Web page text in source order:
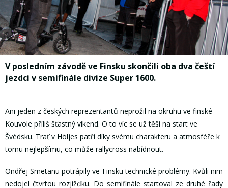
V posledním závodě ve Finsku skončili oba dva čeští
jezdci v semifinále divize Super 1600.
Ani jeden z českých reprezentantů neprožil na okruhu ve finské
Kouvole příliš šťastný víkend. O to víc se už těší na start ve
Švédsku. Trať v Höljes patří díky svému charakteru a atmosféře k
tomu nejlepšímu, co může rallycross nabídnout.
Ondřej Smetanu potrápily ve Finsku technické problémy. Kvůli nim
nedojel čtvrtou rozjížďku. Do semifinále startoval ze druhé řady